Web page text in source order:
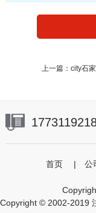
上一篇：city石
首页 | 公
Copyright © 2002-2019